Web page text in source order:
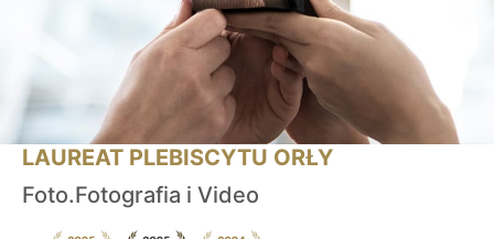
LAUREAT PLEBISCYTU ORŁY
Foto.Fotografia i Video